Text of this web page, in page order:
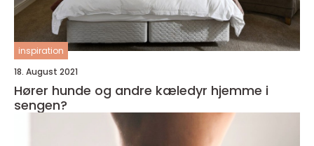
inspiration
18. August 2021
Hører hunde og andre kæledyr hjemme i
sengen?